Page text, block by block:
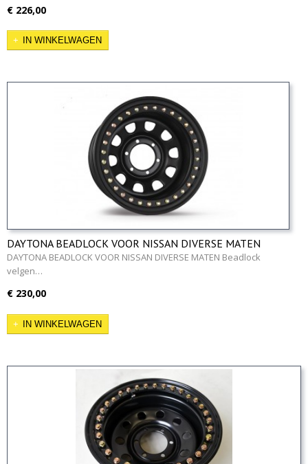
€ 226,00
IN WINKELWAGEN
DAYTONA BEADLOCK VOOR NISSAN DIVERSE MATEN
DAYTONA BEADLOCK VOOR NISSAN DIVERSE MATEN Beadlock
velgen…
€ 230,00
IN WINKELWAGEN